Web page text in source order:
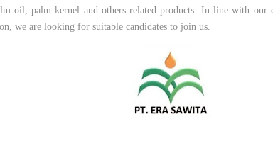
oil, palm kernel and others related products. In line with our
we are looking for suitable candidates to join us.